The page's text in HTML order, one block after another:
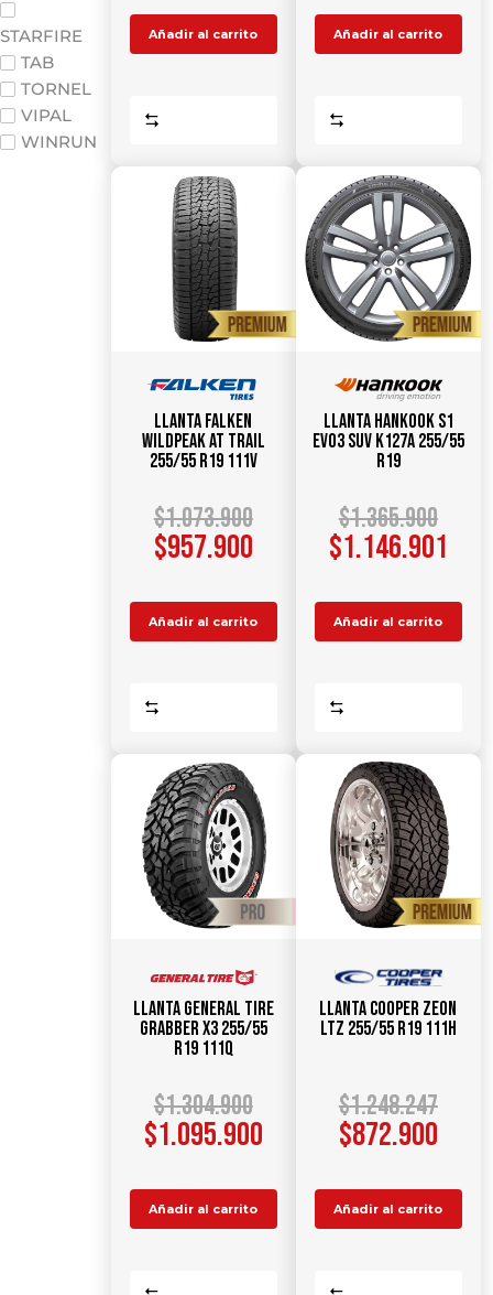
STARFIRE
TAB
TORNEL
VIPAL
WINRUN
Añadir al carrito Añadir al carrito
Llanta FALKEN
WildPeak AT TRAIL
255/55 R19 111V
$1.073.900
$957.900
Añadir al carrito
Llanta HANKOOK S1
Evo3 SUV K127A 255/55
R19
$1.365.900
$1.146.901
Añadir al carrito
Llanta GENERAL TIRE
GRABBER X3 255/55
R19 111Q
$1.304.900
$1.095.900
Añadir al carrito
Llanta COOPER Zeon
LTZ 255/55 R19 111H
$1.248.247
$872.900
Añadir al carrito